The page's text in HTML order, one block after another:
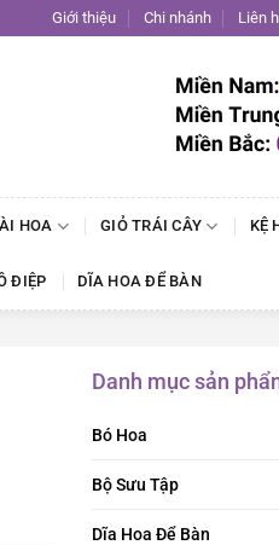
Giới thiệu Chi nhánh Liên
HOA GIỎ TRÁI CÂY KỆ
ĐIỆP DĨA HOA ĐỂ BÀN
Danh mục sản
Bó Hoa
Bộ Sưu Tập
Dĩa Hoa Để Bàn